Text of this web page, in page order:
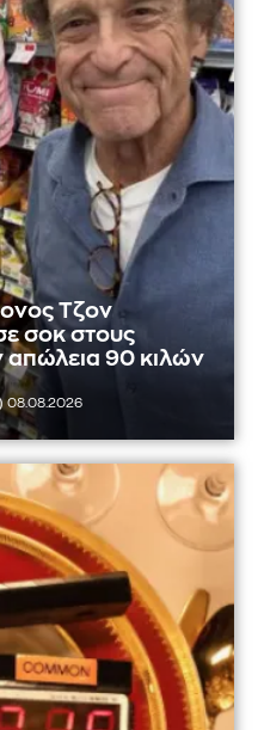
Τζον
σοκ στους
απώλεια 90 κιλών
08.08.2026